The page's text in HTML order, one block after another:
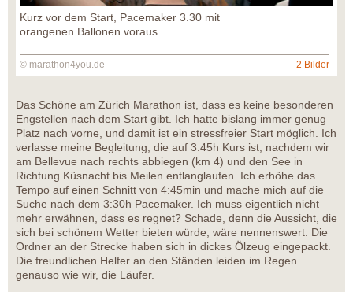
Kurz vor dem Start, Pacemaker 3.30 mit
orangenen Ballonen voraus
© marathon4you.de 2 Bilder
Das Schöne am Zürich Marathon ist, dass es keine besonderen
Engstellen nach dem Start gibt. Ich hatte bislang immer genug
Platz nach vorne, und damit ist ein stressfreier Start möglich. Ich
verlasse meine Begleitung, die auf 3:45h Kurs ist, nachdem wir
am Bellevue nach rechts abbiegen (km 4) und den See in
Richtung Küsnacht bis Meilen entlanglaufen. Ich erhöhe das
Tempo auf einen Schnitt von 4:45min und mache mich auf die
Suche nach dem 3:30h Pacemaker. Ich muss eigentlich nicht
mehr erwähnen, dass es regnet? Schade, denn die Aussicht, die
sich bei schönem Wetter bieten würde, wäre nennenswert. Die
Ordner an der Strecke haben sich in dickes Ölzeug eingepackt.
Die freundlichen Helfer an den Ständen leiden im Regen
genauso wie wir, die Läufer.